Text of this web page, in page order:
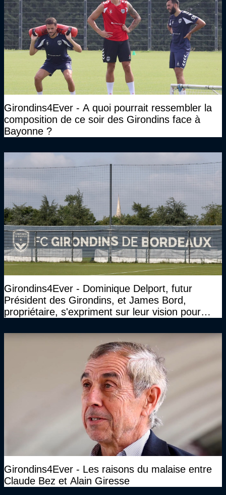
Girondins4Ever - A quoi pourrait ressembler la
composition de ce soir des Girondins face à
Bayonne ?
Girondins4Ever - Dominique Delport, futur
Président des Girondins, et James Bord,
propriétaire, s'expriment sur leur vision pour
Girondins4Ever - Les raisons du malaise entre
Claude Bez et Alain Giresse